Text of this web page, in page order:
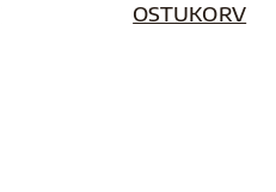
OSTUKORV